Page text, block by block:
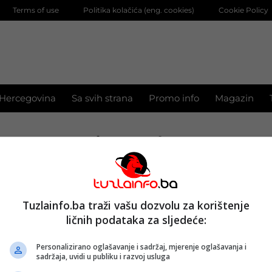
Terms of use Politika kolačića (eng. cookies) Cookie Policy
Sa svih strana Promo info Magazin
iznuda
da izmisli dug za drogu kako bi mu od
KMTuzlainfo.ba traži vašu dozvolu za korištenje
ličnih podataka za sljedeće:
Personalizirano oglašavanje i sadržaj, mjerenje oglašavanja i
sadržaja, uvidi u publiku i razvoj usluga